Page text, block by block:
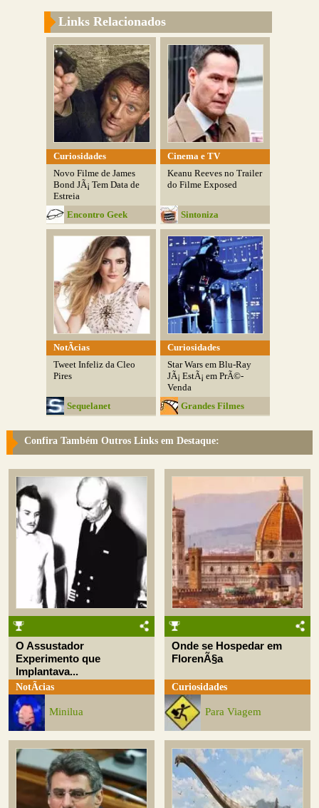
Links Relacionados
Curiosidades
Novo Filme de James
Bond JÃ¡ Tem Data de
Estreia
Encontro Geek
Cinema e TV
Keanu Reeves no Trailer
do Filme Exposed
Sintoniza
NotÃ­cias
Tweet Infeliz da Cleo
Pires
Sequelanet
Curiosidades
Star Wars em Blu-Ray
JÃ¡ EstÃ¡ em PrÃ©-
Venda
Grandes Filmes
Confira Também Outros Links em Destaque:
O Assustador
Experimento que
Implantava...
NotÃ­cias
Minilua
Onde se Hospedar em
FlorenÃ§a
Curiosidades
Para Viagem